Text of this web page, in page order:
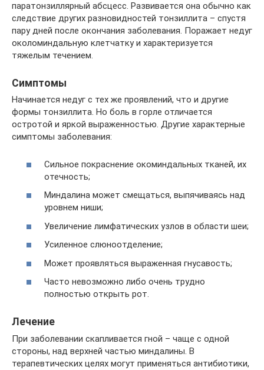
паратонзиллярный абсцесс. Развивается она обычно как
следствие других разновидностей тонзиллита – спустя
пару дней после окончания заболевания. Поражает недуг
околоминдальную клетчатку и характеризуется
тяжелым течением.
Симптомы
Начинается недуг с тех же проявлений, что и другие
формы тонзиллита. Но боль в горле отличается
остротой и яркой выраженностью. Другие характерные
симптомы заболевания:
Сильное покраснение окоминдальных тканей, их
отечность;
Миндалина может смещаться, выпячиваясь над
уровнем ниши;
Увеличение лимфатических узлов в области шеи;
Усиленное слюноотделение;
Может проявляться выраженная гнусавость;
Часто невозможно либо очень трудно
полностью открыть рот.
Лечение
При заболевании скапливается гной – чаще с одной
стороны, над верхней частью миндалины. В
терапевтических целях могут применяться антибиотики,